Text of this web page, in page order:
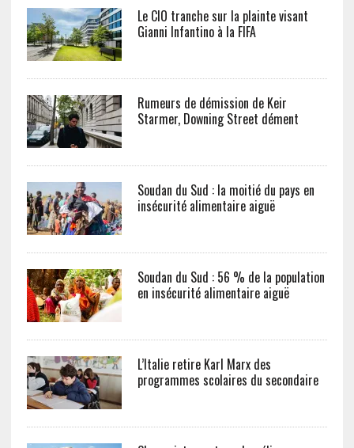
Le CIO tranche sur la plainte visant
Gianni Infantino à la FIFA
Rumeurs de démission de Keir
Starmer, Downing Street dément
Soudan du Sud : la moitié du pays en
insécurité alimentaire aiguë
Soudan du Sud : 56 % de la population
en insécurité alimentaire aiguë
L’Italie retire Karl Marx des
programmes scolaires du secondaire